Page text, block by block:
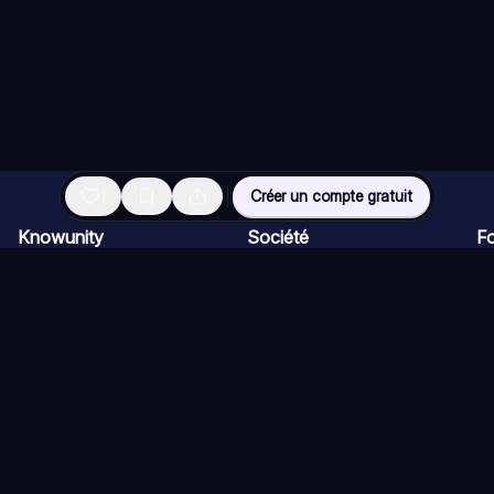
Créer un compte gratuit
Knowunity Société